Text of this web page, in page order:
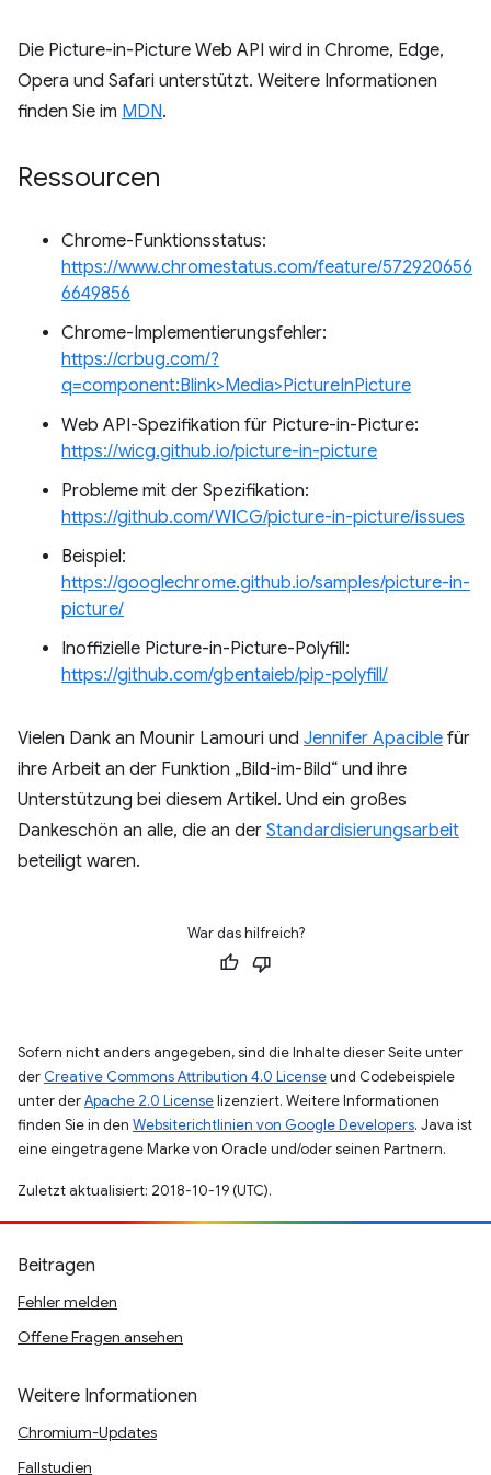
Die Picture-in-Picture Web API wird in Chrome, Edge,
Opera und Safari unterstützt. Weitere Informationen
finden Sie im MDN.
Ressourcen
Chrome-Funktionsstatus:
https://www.chromestatus.com/feature/572920656
6649856
Chrome-Implementierungsfehler:
https://crbug.com/?
q=component:Blink>Media>PictureInPicture
Web API-Spezifikation für Picture-in-Picture:
https://wicg.github.io/picture-in-picture
Probleme mit der Spezifikation:
https://github.com/WICG/picture-in-picture/issues
Beispiel:
https://googlechrome.github.io/samples/picture-in-
picture/
Inoffizielle Picture-in-Picture-Polyfill:
https://github.com/gbentaieb/pip-polyfill/
Vielen Dank an Mounir Lamouri und Jennifer Apacible für
ihre Arbeit an der Funktion „Bild-im-Bild“ und ihre
Unterstützung bei diesem Artikel. Und ein großes
Dankeschön an alle, die an der Standardisierungsarbeit
beteiligt waren.
War das hilfreich?
Sofern nicht anders angegeben, sind die Inhalte dieser Seite unter
der Creative Commons Attribution 4.0 Licenseund Codebeispiele
unter derApache 2.0 Licenselizenziert. Weitere Informationen
finden Sie in den Websiterichtlinien von Google Developers. Java ist
eine eingetragene Marke von Oracle und/oder seinen Partnern.
Zuletzt aktualisiert: 2018-10-19 (UTC).
Beitragen
Fehler melden
Offene Fragen ansehen
Weitere Informationen
Chromium-Updates
Fallstudien